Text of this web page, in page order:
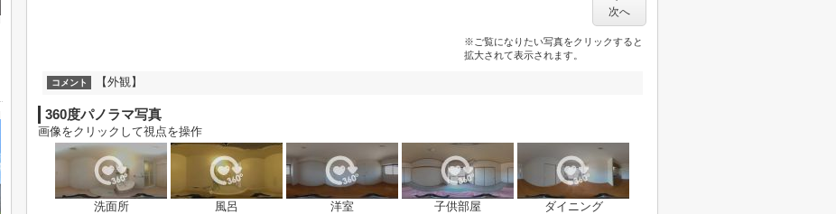
次へ
※ご覧になりたい写真をクリックすると
拡大されて表示されます。
コメント 【外観】
360度パノラマ写真
画像をクリックして視点を操作
洗面所 風呂 洋室 子供部屋 ダイニング